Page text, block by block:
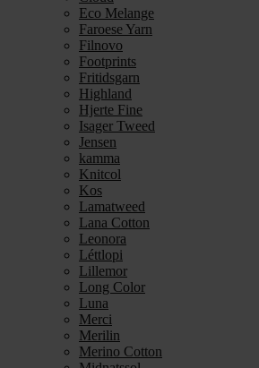
Eco Melange
Faroese Yarn
Filnovo
Footprints
Fritidsgarn
Highland
Hjerte Fine
Isager Tweed
Jensen
kamma
Knitcol
Kos
Lamatweed
Lana Cotton
Leonora
Léttlopi
Lillemor
Long Color
Luna
Merci
Merilin
Merino Cotton